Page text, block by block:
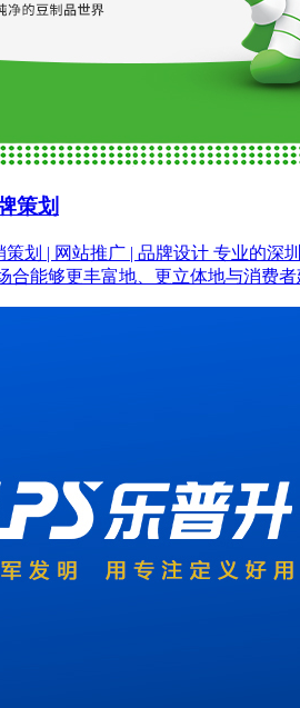
策划
划 | 网站推广 | 品牌设计 专业的
合能够更丰富地、更立体地与消费